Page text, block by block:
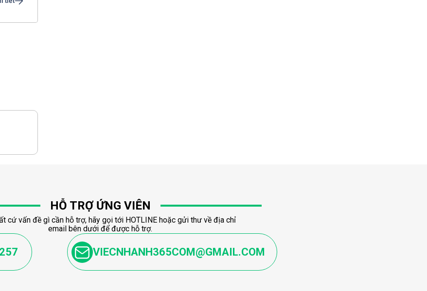
HỖ TRỢ ỨNG VIÊN
cứ vấn đề gì cần hỗ trợ, hãy gọi tới HOTLINE hoặc gửi thư về địa chỉ
email bên dưới để được hỗ trợ.
VIECNHANH365COM@GMAIL.COM